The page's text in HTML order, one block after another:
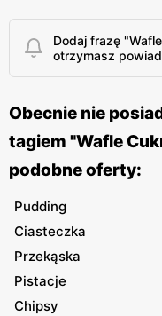
Dodaj frazę
otrzymasz
Obecnie nie
tagiem "Wafle
podobne oferty:
Pudding
Ciasteczka
Przekąska
Pistacje
Chipsy